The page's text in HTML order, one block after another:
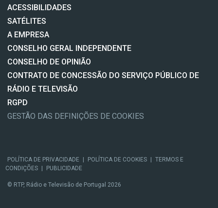
ACESSIBILIDADES
SATÉLITES
A EMPRESA
CONSELHO GERAL INDEPENDENTE
CONSELHO DE OPINIÃO
CONTRATO DE CONCESSÃO DO SERVIÇO PÚBLICO DE
RÁDIO E TELEVISÃO
RGPD
GESTÃO DAS DEFINIÇÕES DE COOKIES
POLÍTICA DE PRIVACIDADE | POLÍTICA DE COOKIES | TERMOS E
CONDIÇÕES | PUBLICIDADE
© RTP, Rádio e Televisão de Portugal 2026